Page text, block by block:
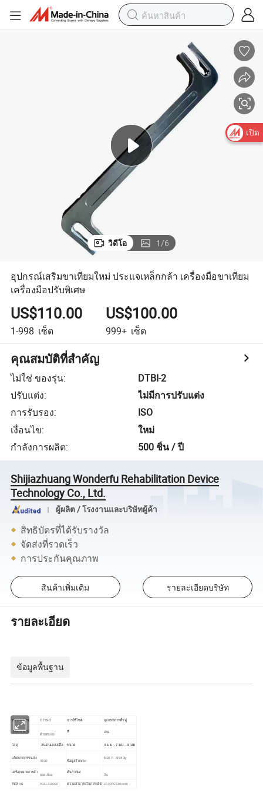
วิดีโอ 1/6
อุปกรณ์เสริมขาเทียมใหม่ ประแจเหล็กกล้า เครื่องมือขาเทียม
เครื่องมือปรับพิเศษ
US$110.00
1-998 เซ็ต
US$100.00
999+ เซ็ต
คุณสมบัติที่สำคัญ
ไม่ใช่ ของรุ่น:
DTBI-2
ปรับแต่ง:
ไม่มีการปรับแต่ง
การรับรอง:
ISO
เงื่อนไข:
ใหม่
กำลังการผลิต: 500 ชิ้น / ปี
Shijiazhuang Wonderfu Rehabilitation Device
Technology Co., Ltd.
ผู้ผลิต / โรงงานและบริษัทผู้ค้า
สิทธิบัตรที่ได้รับรางวัล
จัดส่งที่รวดเร็ว
การประกันคุณภาพ
สินค้าเพิ่มเติม รายละเอียดบริษัท
รายละเอียด
ข้อมูลพื้นฐาน
หมายเลขรุ่น DTBi-2 การใช้ไซต์ อุปกรณ์การฟื้นฟู
แหล่งจ่ายไฟ
ด้วยตนเอง
สี เงิน
วัสดุ สแตนเลสสตีล ขนาด 4 มม ., 7 มม ., 8 มม
แพ็คเกจการขนส่ง
กล่อง
ข้อมูลจำเพาะ
510 ก .-5540g
เครื่องหมายการค้า
ยอดเยี่ยม
ต้นกำเนิด
จีน
รหัส HS 9021310000 ความสามารถในการผลิต 2000PCS/Month
เปิด